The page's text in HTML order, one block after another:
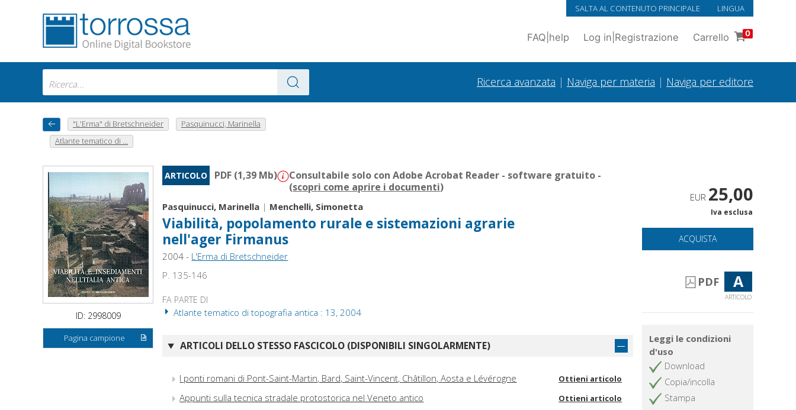
SALTA AL CONTENUTO PRINCIPALE LINGUA
FAQ help Log in Registrazione Carrello 0
Ricerca avanzata | Naviga per materia | Naviga per editore
"L'Erma" di Bretschneider
Pasquinucci, Marinella
Atlante tematico di ...
ID: 2998009
Pagina campione
ARTICOLO PDF (1,39 Mb)
Consultabile solo con Adobe Acrobat Reader - software gratuito -
(scopri come aprire i documenti)
Pasquinucci, Marinella | Menchelli, Simonetta
Viabilità, popolamento rurale e sistemazioni agrarie
nell'ager Firmanus
2004 - L'Erma di Bretschneider
P. 135-146
FA PARTE DI
Atlante tematico di topografia antica : 13, 2004
ARTICOLI DELLO STESSO FASCICOLO (DISPONIBILI SINGOLARMENTE)
I ponti romani di Pont-Saint-Martin, Bard, Saint-Vincent, Châtillon, Aosta e Lévérogne Ottieni articolo
Appunti sulla tecnica stradale protostorica nel Veneto antico Ottieni articolo
EUR 25,00
Iva esclusa
ACQUISTA
PDF A
ARTICOLO
Leggi le condizioni
d'uso
Download
Copia/incolla
Stampa